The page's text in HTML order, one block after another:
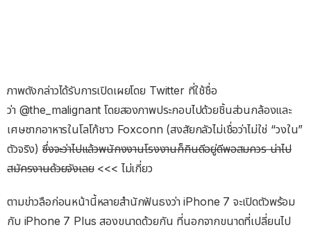
ภาพดังกล่าวได้รับการเปิดเผยโดย Twitter ที่ใช้ชื่อ
ว่า @the_malignant โดยสองภาพประกอบไปด้วยชิ้นส่วนกล้องและ
เศษซากอาหารในโลโก้ชาว Foxconn (สงสัยกลัวไม่เชื่อว่าไม่ใช่ “วงใน”
ตัวจริง) ซึ่งจะว่าไปแล้วพนักงงานโรงงานก็กินดีอยู่ดีพอสมควร น่าไป
สมัครงานด้วยจังเลย<<< ไม่เกี่ยว
ตามข่าวลือก่อนหน้านี้หลายสำนักฟันธงว่า iPhone 7 จะเปิดตัวพร้อม
กับ iPhone 7 Plus สองขนาดด้วยกัน ที่นอกจากขนาดที่เปลี่ยนไป